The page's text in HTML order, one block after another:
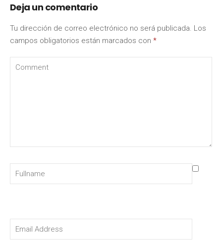
Deja un comentario
Tu dirección de correo electrónico no será publicada. Los
campos obligatorios están marcados con *